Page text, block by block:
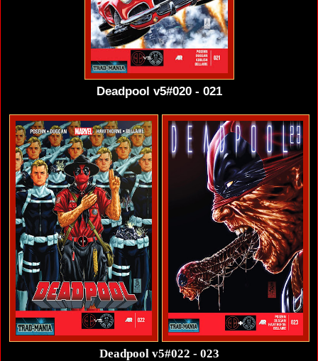
Deadpool v5#020 - 021
Deadpool v5#022 - 023